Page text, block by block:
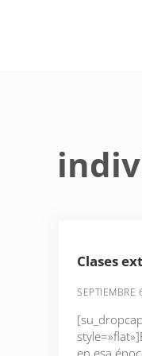
Clases
SEPTIEMBRE
[su_dropcap